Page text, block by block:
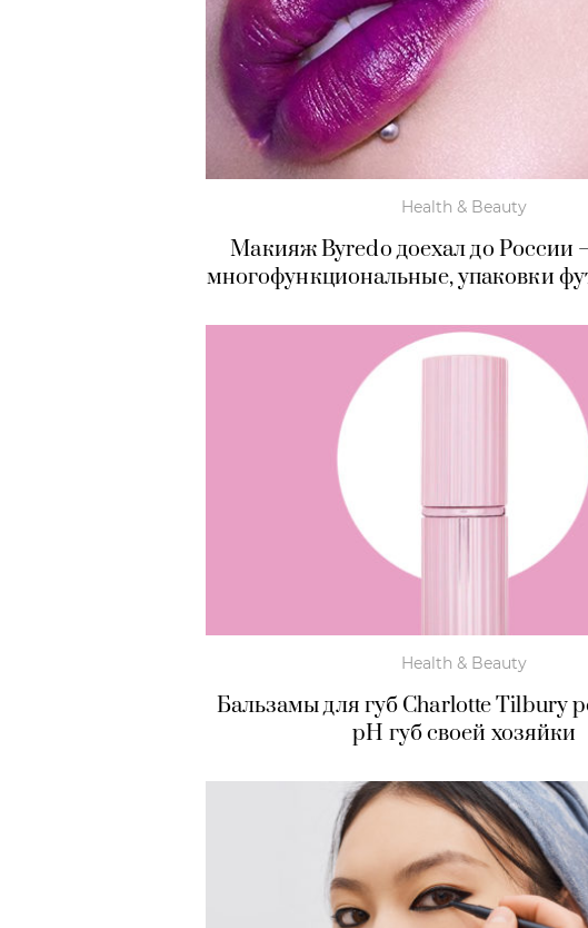
Health & Beauty
Макияж Byredo доехал до России
многофункциональные, упаковки
Health & Beauty
Бальзамы для губ Charlotte Tilbury
pH губ своей хозяйки